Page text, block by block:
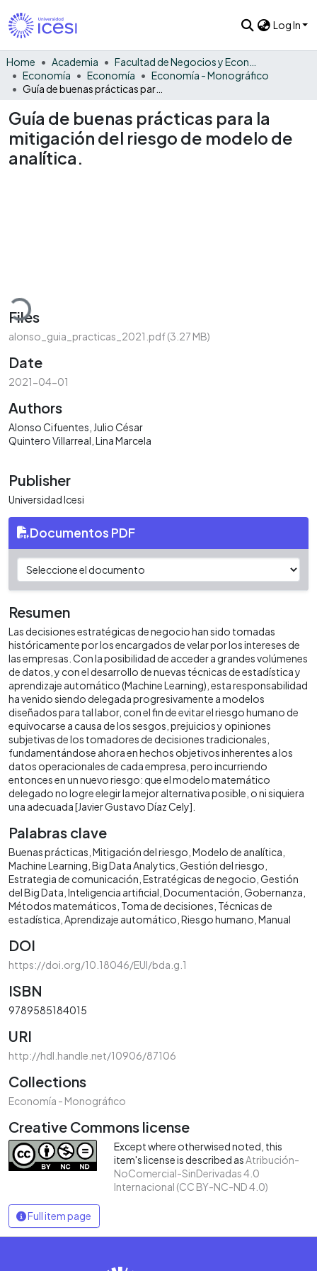
Log In
Home Academia
Economía
Economía
Economía - Monográfico
Guía de buenas prácticas para la
mitigación del riesgo de modelo de
analítica.
Files
alonso_guia_practicas_2021.pdf(3.27 MB)
Date
2021-04-01
Authors
Alonso Cifuentes, Julio César
Quintero Villarreal, Lina Marcela
Publisher
Universidad Icesi
Documentos PDF
Resumen
Las decisiones estratégicas de negocio han sido tomadas
históricamente por los encargados de velar por los intereses de
las empresas. Con la posibilidad de acceder a grandes volúmenes
de datos, y con el desarrollo de nuevas técnicas de estadística y
aprendizaje automático (Machine Learning), esta responsabilidad
ha venido siendo delegada progresivamente a modelos
diseñados para tal labor, con el fin de evitar el riesgo humano de
equivocarse a causa de los sesgos, prejuicios y opiniones
subjetivas de los tomadores de decisiones tradicionales,
fundamentándose ahora en hechos objetivos inherentes a los
datos operacionales de cada empresa, pero incurriendo
entonces en un nuevo riesgo: que el modelo matemático
delegado no logre elegir la mejor alternativa posible, o ni siquiera
una adecuada [Javier Gustavo Díaz Cely].
Palabras clave
Buenas prácticas Mitigación del riesgo Modelo de analítica
Machine Learning Big Data Analytics Gestión del riesgo
Estrategia de comunicación Estratégicas de negocio Gestión
del Big Data Inteligencia artificial Documentación Gobernanza
Métodos matemáticos Toma de decisiones Técnicas de
estadística Aprendizaje automático Riesgo humano Manual
DOI
https://doi.org/10.18046/EUI/bda.g.1
ISBN
9789585184015
URI
http://hdl.handle.net/10906/87106
Collections
Economía - Monográfico
Creative Commons license
Except where otherwised noted, this
item's license is described asAtribución-
NoComercial-SinDerivadas 4.0
Internacional (CC BY-NC-ND 4.0)
Full item page